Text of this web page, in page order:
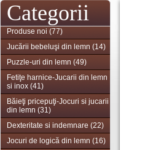
Categorii
Produse noi (77)
Jucării bebeluşi din lemn (14)
Puzzle-uri din lemn (49)
Fetiţe harnice-Jucarii din lemn
si inox (41)
Băieţi pricepuţi-Jocuri si jucarii
din lemn (31)
Dexteritate si indemnare (22)
Jocuri de logică din lemn (16)